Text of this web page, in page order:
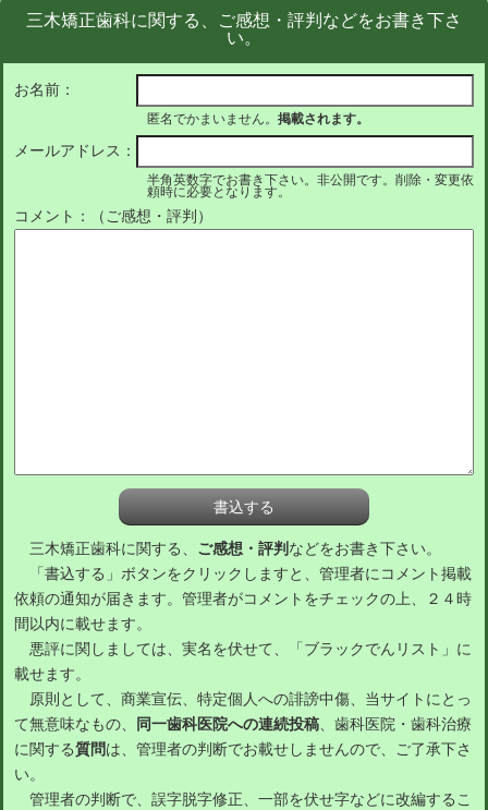
三木矯正歯科に関する、ご感想・評判などをお書き下さ
い。
お名前：
匿名でかまいません。 掲載されます。
メールアドレス：
半角英数字でお書き下さい。非公開です。削除・変更依
頼時に必要となります。
コメント：（ご感想・評判）
三木矯正歯科に関する、 ご感想・評判 などをお書き下さい。
「書込する」ボタンをクリックしますと、管理者にコメント掲載
依頼の通知が届きます。管理者がコメントをチェックの上、２４時
間以内に載せます。
悪評に関しましては、実名を伏せて、「ブラックでんリスト」に
載せます。
原則として、商業宣伝、特定個人への誹謗中傷、当サイトにとっ
て無意味なもの、
同一歯科医院への連続投稿、歯科医院・歯科治療
に関する質問は、管理者の判断でお載せしませんので、ご了承下さ
い。
管理者の判断で、誤字脱字修正、一部を伏せ字などに改編するこ